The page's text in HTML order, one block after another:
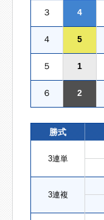
３ 4
４ 5
５ 1
６ 2
勝式
3連単
3連複